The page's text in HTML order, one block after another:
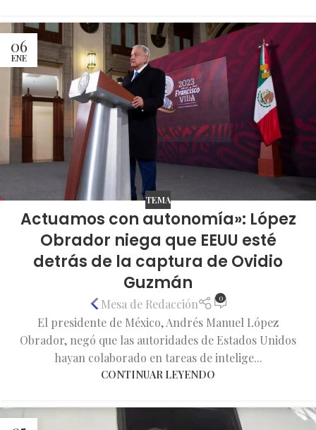
06
ENE
TEMA
Actuamos con autonomía»: López
Obrador niega que EEUU esté
detrás de la captura de Ovidio
Guzmán
Mesa de Redacción 0
El presidente de México, Andrés Manuel López
Obrador, negó que las autoridades de Estados Unidos
hayan colaborado en tareas de intelige...
CONTINUAR LEYENDO